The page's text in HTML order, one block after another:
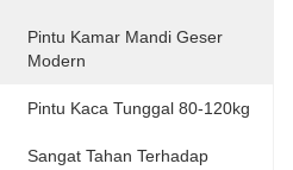
Pintu Kamar Mandi Geser
Modern
Pintu Kaca Tunggal 80-120kg
Sangat Tahan Terhadap